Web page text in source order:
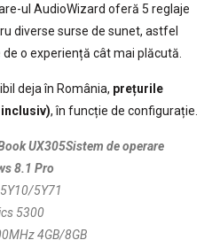
ul AudioWizard oferă 5 reglaje
diverse surse de sunet, astfel
o experiență cât mai plăcută.
deja în România, prețurile
, în funcție de configurație.
UX305Sistem de operare
8.1 Pro
5Y71
5300
4GB/8GB